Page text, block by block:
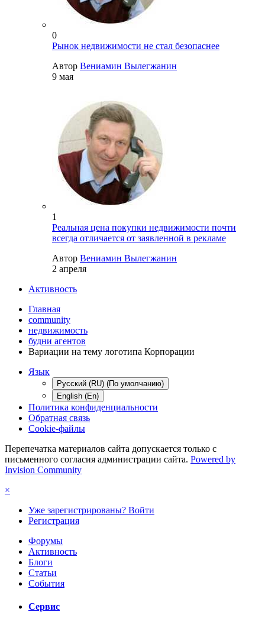
0
Рынок недвижимости не стал безопаснее
Автор Вениамин Вылегжанин
9 мая
1
Реальная цена покупки недвижимости почти
всегда отличается от заявленной в рекламе
Автор Вениамин Вылегжанин
2 апреля
Активность
Главная
community
недвижимость
будни агентов
Вариации на тему логотипа Корпорации
Язык
Русский (RU) (По умолчанию)
English (En)
Политика конфиденциальности
Обратная связь
Cookie-файлы
Перепечатка материалов сайта допускается только с
письменного согласия администрации сайта. Powered by
Invision Community
×
Уже зарегистрированы? Войти
Регистрация
Форумы
Активность
Блоги
Статьи
События
Сервис